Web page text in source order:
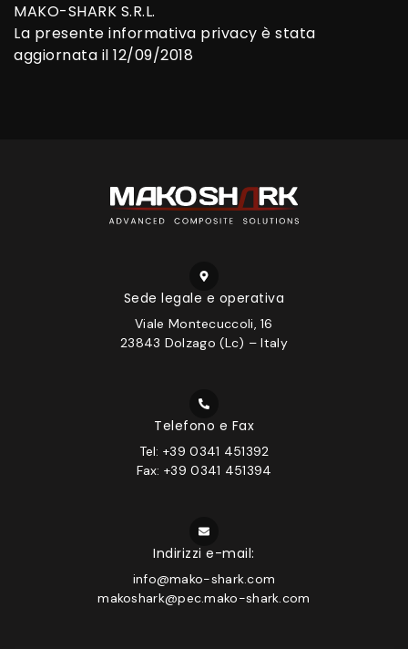
MAKO-SHARK S.R.L.
La presente informativa privacy è stata
aggiornata il 12/09/2018
Sede legale e operativa
Viale Montecuccoli, 16
23843 Dolzago (Lc) – Italy
Telefono e Fax
Tel: +39 0341 451392
Fax: +39 0341 451394
Indirizzi e-mail:
info@mako-shark.com
makoshark@pec.mako-shark.com